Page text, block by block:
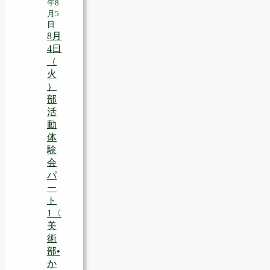
年8
月5
日
8月
4日
（
火
）
部
活
動
体
験
会
パ
ー
ト
1〈
美
術
部•
か